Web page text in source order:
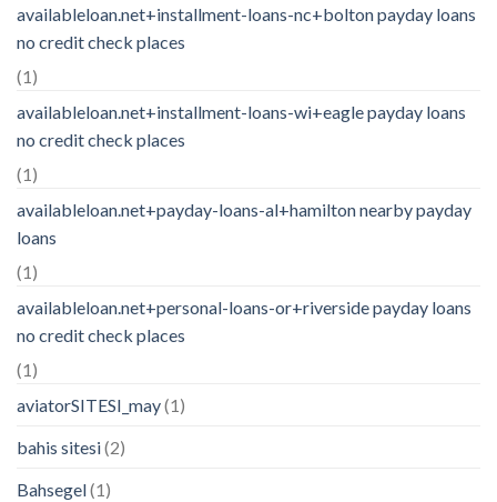
availableloan.net+installment-loans-nc+bolton payday loans
no credit check places
(1)
availableloan.net+installment-loans-wi+eagle payday loans
no credit check places
(1)
availableloan.net+payday-loans-al+hamilton nearby payday
loans
(1)
availableloan.net+personal-loans-or+riverside payday loans
no credit check places
(1)
aviatorSITESI_may(1)
bahis sitesi(2)
Bahsegel(1)